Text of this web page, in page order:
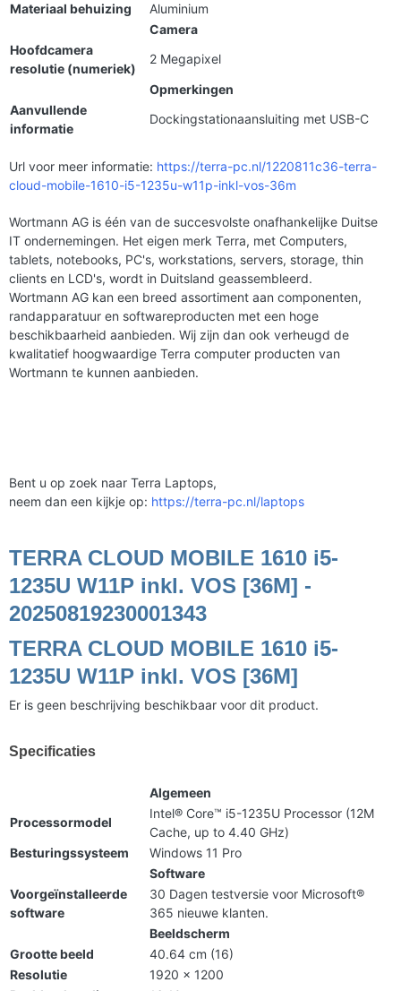
Materiaal behuizing
Aluminium
Camera
Hoofdcamera
resolutie (numeriek)
2 Megapixel
Opmerkingen
Aanvullende
informatie
Dockingstationaansluiting met USB-C
Url voor meer informatie: https://terra-pc.nl/1220811c36-terra-
cloud-mobile-1610-i5-1235u-w11p-inkl-vos-36m
Wortmann AG is één van de succesvolste onafhankelijke Duitse
IT ondernemingen. Het eigen merk Terra, met Computers,
tablets, notebooks, PC's, workstations, servers, storage, thin
clients en LCD's, wordt in Duitsland geassembleerd.
Wortmann AG kan een breed assortiment aan componenten,
randapparatuur en softwareproducten met een hoge
beschikbaarheid aanbieden. Wij zijn dan ook verheugd de
kwalitatief hoogwaardige Terra computer producten van
Wortmann te kunnen aanbieden.
Bent u op zoek naar Terra Laptops,
neem dan een kijkje op: https://terra-pc.nl/laptops
TERRA CLOUD MOBILE 1610 i5-
1235U W11P inkl. VOS [36M] -
20250819230001343
TERRA CLOUD MOBILE 1610 i5-
1235U W11P inkl. VOS [36M]
Er is geen beschrijving beschikbaar voor dit product.
Specificaties
Algemeen
Processormodel
Intel® Core™ i5-1235U Processor (12M
Cache, up to 4.40 GHz)
Besturingssysteem
Windows 11 Pro
Software
Voorgeïnstalleerde
software
30 Dagen testversie voor Microsoft®
365 nieuwe klanten.
Beeldscherm
Grootte beeld
40.64 cm (16)
Resolutie
1920 x 1200